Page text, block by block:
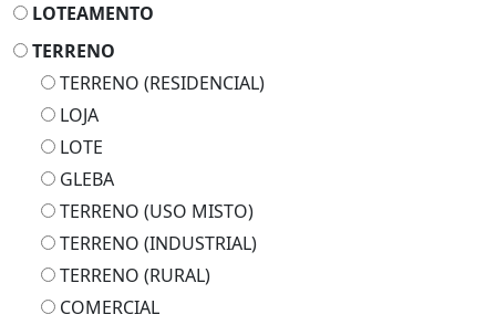
LOTEAMENTO
TERRENO
TERRENO (RESIDENCIAL)
LOJA
LOTE
GLEBA
TERRENO (USO MISTO)
TERRENO (INDUSTRIAL)
TERRENO (RURAL)
COMERCIAL